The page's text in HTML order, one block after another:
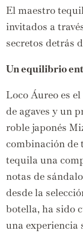
El maestro
invitados a
secretos detrás
Un equilibrio
Loco Áureo es
de agaves y un
roble japonés
combinación de
tequila una
notas de
desde la
botella, ha sido
una experiencia